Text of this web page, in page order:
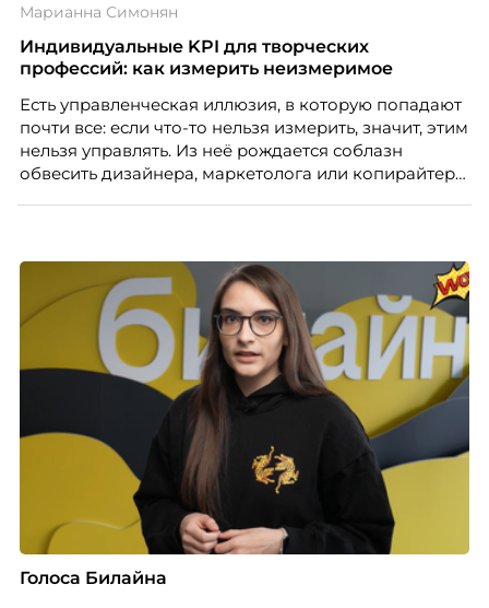
Марианна Симонян
Индивидуальные KPI для творческих
профессий: как измерить неизмеримое
Есть управленческая иллюзия, в которую попадают
почти все: если что-то нельзя измерить, значит, этим
нельзя управлять. Из неё рождается соблазн
обвесить дизайнера, маркетолога или копирайтера
а движение. А творческая работа — это тот редкий
случай, где движение и результат могут не
совпадать вовсе.
Голоса Билайна